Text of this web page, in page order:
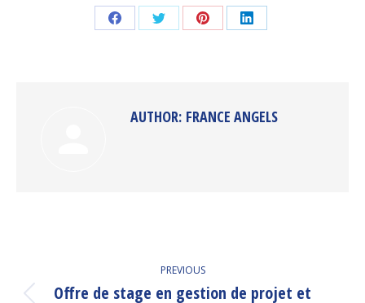
Share Share Share Share
AUTHOR: FRANCE ANGELS
NAVIGATION
PREVIOUS
Offre de stage en gestion de projet et